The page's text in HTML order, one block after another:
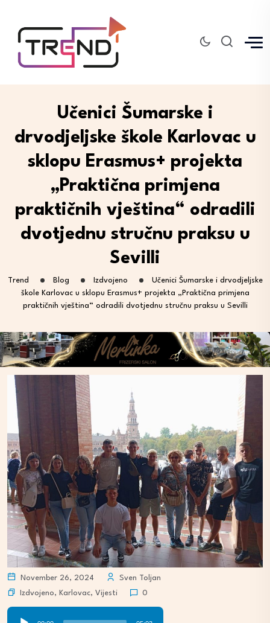
Učenici Šumarske i
drvodjeljske škole Karlovac u
sklopu Erasmus+ projekta
„Praktična primjena
praktičnih vještina“ odradili
dvotjednu stručnu praksu u
Sevilli
Trend Blog Izdvojeno
Učenici Šumarske i drvodjeljske
škole Karlovac u sklopu Erasmus+ projekta „Praktična primjena
praktičnih vještina“ odradili dvotjednu stručnu praksu u Sevilli
November 26, 2024
Sven Toljan
Izdvojeno, Karlovac, Vijesti 0
Audio